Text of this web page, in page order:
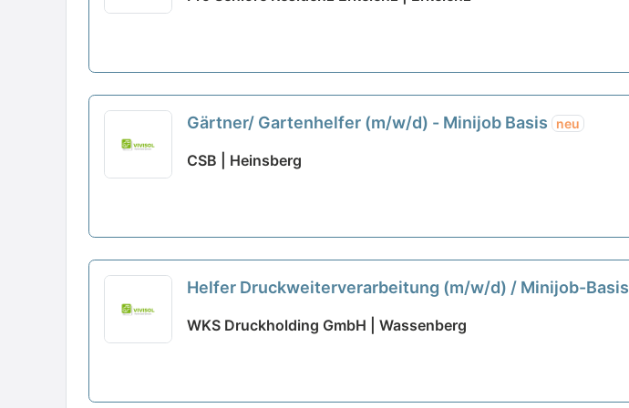
Gärtner/ Gartenhelfer (m/w/d) - Minijob Basis neu
CSB | Heinsberg
Helfer Druckweiterverarbeitung (m/w/d) / Minijob-Basis
WKS Druckholding GmbH | Wassenberg